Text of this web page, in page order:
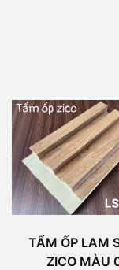
TẤM ỐP LAM
ZICO MÀU